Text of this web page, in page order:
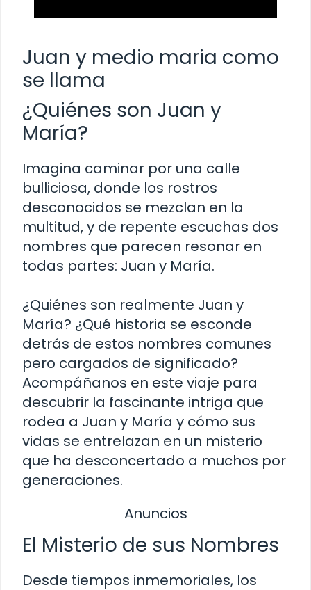
Juan y medio maria como
se llama
¿Quiénes son Juan y
María?
Imagina caminar por una calle
bulliciosa, donde los rostros
desconocidos se mezclan en la
multitud, y de repente escuchas dos
nombres que parecen resonar en
todas partes: Juan y María.
¿Quiénes son realmente Juan y
María? ¿Qué historia se esconde
detrás de estos nombres comunes
pero cargados de significado?
Acompáñanos en este viaje para
descubrir la fascinante intriga que
rodea a Juan y María y cómo sus
vidas se entrelazan en un misterio
que ha desconcertado a muchos por
generaciones.
Anuncios
El Misterio de sus Nombres
Desde tiempos inmemoriales, los